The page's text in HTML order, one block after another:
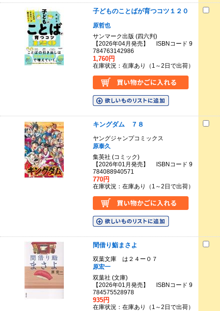
子どものことばが育つコツ１２０
原哲也
サンマーク出版 (四六判)
【2026年04月発売】 ISBNコード 9
784763142986
1,760円
在庫状況：在庫あり（1～2日で出荷）
キングダム ７８
ヤングジャンプコミックス
原泰久
集英社 (コミック)
【2026年01月発売】 ISBNコード 9
784088940571
770円
在庫状況：在庫あり（1～2日で出荷）
間借り鮨まさよ
双葉文庫 は２４ー０７
原宏一
双葉社 (文庫)
【2026年01月発売】 ISBNコード 9
784575528978
935円
在庫状況：在庫あり（1～2日で出荷）